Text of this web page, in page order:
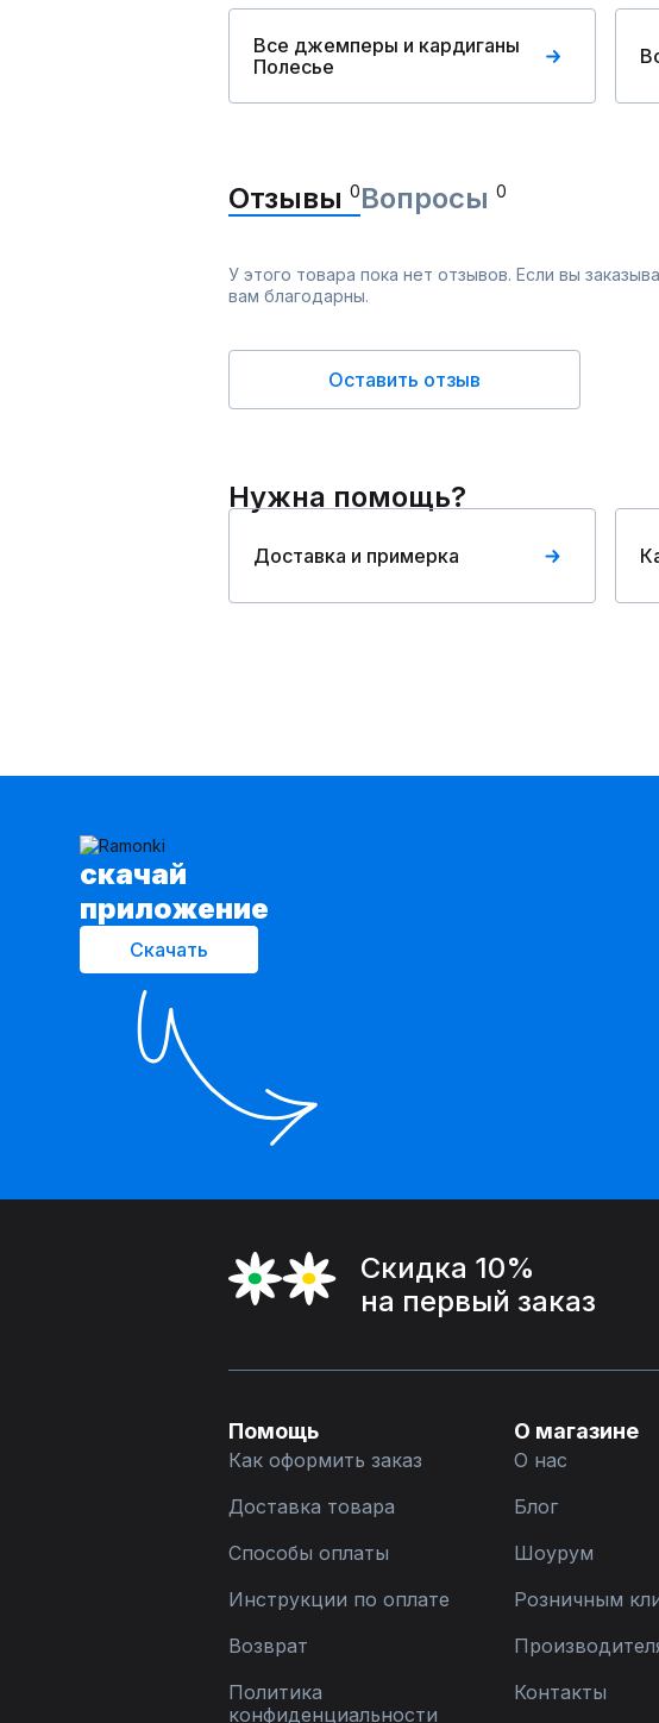
Все джемперы и кардиганы
Полесье
Отзывы 0Вопросы 0
У этого товара пока нет отзывов. Если вы
вам благодарны.
Оставить отзыв
Нужна помощь?
Доставка и примерка
cкачай
приложение
Скачать
Скидка 10%
на первый заказ
Помощь
Как оформить заказ
Доставка товара
Способы оплаты
Инструкции по оплате
Возврат
Политика
конфиденциальности
О магазине
О нас
Блог
Шоурум
Розничным
Контакты